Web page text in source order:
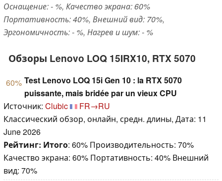
Оснащение: - %, Качество экрана: 60%
Портативность: 40%, Внешний вид: 70%,
Эргономичность: - %, Нагрев и шум: - %
Обзоры Lenovo LOQ 15IRX10, RTX 5070
60% Test Lenovo LOQ 15i Gen 10 : la RTX 5070
puissante, mais bridée par un vieux CPU
Источник: Clubic
FR→RU
Классический обзор, онлайн, средн. длины, Дата: 11
June 2026
Рейтинг: Итого: 60% Производительность: 70%
Качество экрана: 60% Портативность: 40% Внешний
вид: 70%